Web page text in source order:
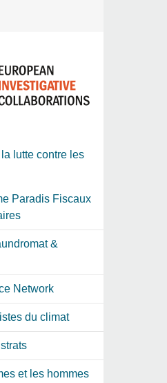
lutte contre les
Paradis Fiscaux
&
Network
du climat
et les hommes